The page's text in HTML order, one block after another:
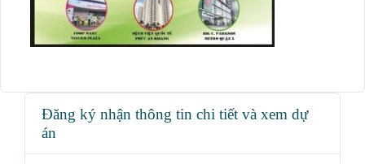
Đăng ký nhận thông tin chi tiết và xem dự
án